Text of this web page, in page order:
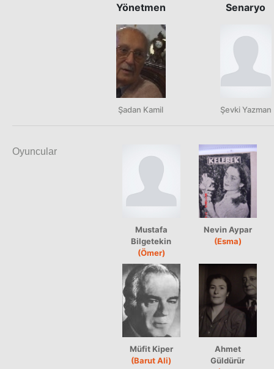
Yönetmen
Şadan Kamil
Senaryo
Şevki Yazman
Oyuncular
Mustafa
Bilgetekin
(Ömer)
Nevin Aypar
(Esma)
Müfit Kiper
(Barut Ali)
Ahmet
Güldürür